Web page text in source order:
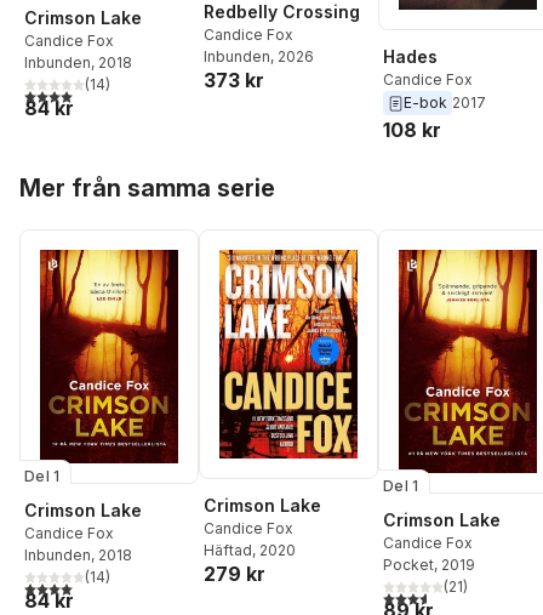
Crimson Lake
Candice Fox
Inbunden, 2018
4,0utav 5 stjärnor. Totalt antal röster:
(14)
84 kr
Redbelly Crossing
Candice Fox
Inbunden, 2026
373 kr
Hades
Candice Fox
E-bok 2017
108 kr
Mer från samma serie
Del 1
Crimson Lake
Candice Fox
Inbunden, 2018
4,0utav 5 stjärnor. Totalt antal röster:
(14)
84 kr
Crimson Lake
Candice Fox
Häftad, 2020
279 kr
Del 1
Crimson Lake
Candice Fox
Pocket, 2019
3,6utav 5 stjärnor.
(21)